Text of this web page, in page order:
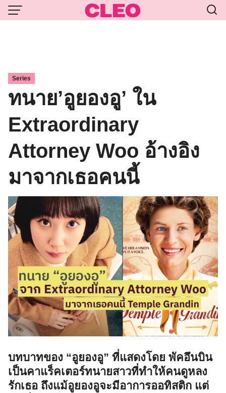
Skip
to
Series
ทนาย’อูยองอู’ ใน
Extraordinary
Attorney Woo อ้างอิง
มาจากเธอคนนี้
บทบาทของ “อูยองอู” ที่แสดงโดย พัคอึนบิน
เป็นคาแร็คเตอร์ทนายสาวที่ทำให้คนดูหลง
รักเธอ ถึงแม้อูยองอูจะมีอาการออทิสติก แต่